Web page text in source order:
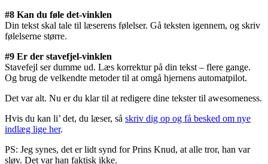
#8 Kan du føle det-vinklen
Din tekst skal tale til læserens følelser. Gå teksten igennem, og skriv
følelserne større.
#9 Er der stavefjel-vinklen
Stavefejl ser dumme ud. Læs korrektur på din tekst – flere gange.
Og brug de velkendte metoder til at omgå hjernens automatpilot.
Det var alt. Nu er du klar til at redigere dine tekster til awesomeness.
Hvis du kan li’ det, du læser, så skriv dig op og få besked om nye
indlæg lige her.
PS: Jeg synes, det er lidt synd for Prins Knud, at alle tror, han var
sløv. Det var han faktisk ikke.